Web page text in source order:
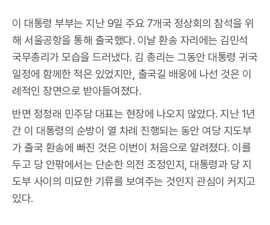
이 대통령 부부는 지난 9일 주요 7개국 정상회의 참석을 위
해 서울공항을 통해 출국했다. 이날 환송 자리에는 김민석
국무총리가 모습을 드러냈다. 김 총리는 그동안 대통령 귀국
일정에 함께한 적은 있었지만, 출국길 배웅에 나선 것은 이
례적인 장면으로 받아들여졌다.
반면 정청래 민주당 대표는 현장에 나오지 않았다. 지난 1년
간 이 대통령의 순방이 열 차례 진행되는 동안 여당 지도부
가 출국 환송에 빠진 것은 이번이 처음으로 알려졌다. 이를
두고 당 안팎에서는 단순한 의전 조정인지, 대통령과 당 지
도부 사이의 미묘한 기류를 보여주는 것인지 관심이 커지고
있다.